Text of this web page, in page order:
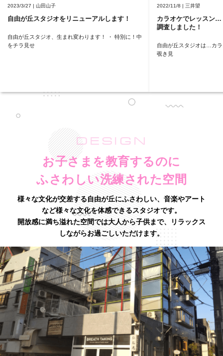
2023/3/27 | 山田山子
自由が丘スタジオをリニューアルします！
自由が丘スタジオ、生まれ変わります！ ・ 特別に！中
をチラ見せ
2022/11/8 | 三井望
カラオケでレッスン…
調査しました！
自由が丘スタジオは…カ
覗き見
DESIGN
お子さまを教育するのに
ふさわしい洗練された空間
様々な文化が交差する自由が丘にふさわしい、音楽やアート
など様々な文化を体感できるスタジオです。
開放感に満ち溢れた空間では大人から子供まで、リラックス
しながらお過ごしいただけます。